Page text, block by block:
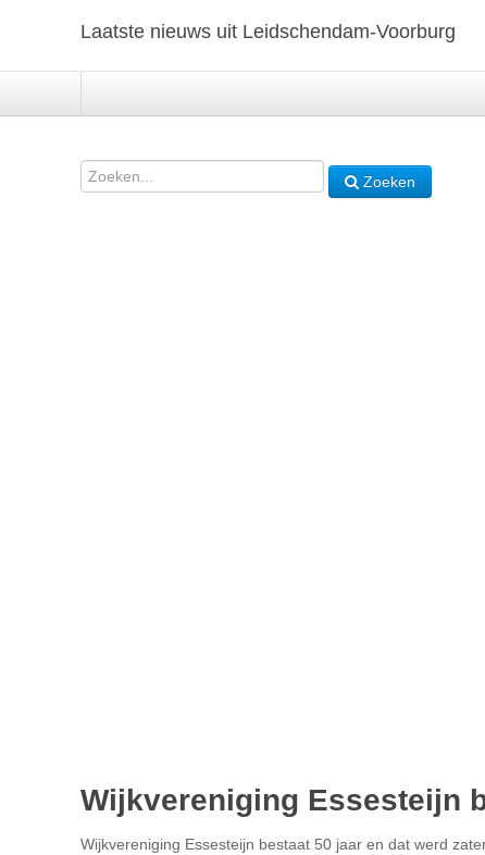
Laatste nieuws uit Leidschendam-Voorburg
Zoeken
Wijkvereniging Essesteijn
Wijkvereniging Essesteijn bestaat 50 jaar en dat werd